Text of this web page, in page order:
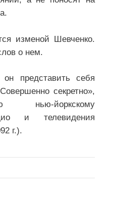
изменой Шевченко.
о нем.
представить себя
секретно»,
нью-йоркскому
и телевидения
г.).